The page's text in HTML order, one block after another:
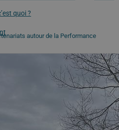
quoi ?
autour de la Performance